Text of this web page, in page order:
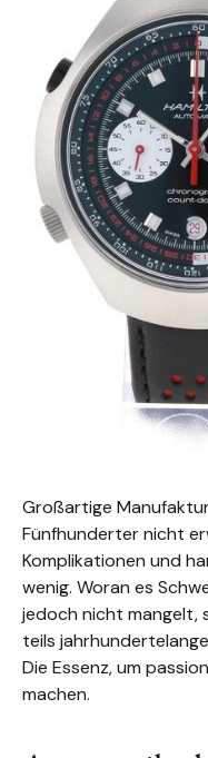
Großartige
Fünfhunderter nicht
Komplikationen und
wenig. Woran es
jedoch nicht mangelt,
teils
Die Essenz, um
machen.